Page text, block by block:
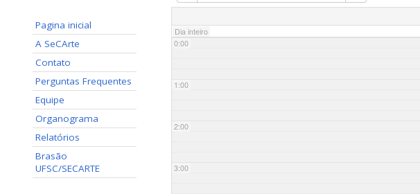
Pagina inicial
A SeCArte
Contato
Perguntas Frequentes
Equipe
Organograma
Relatórios
Brasão
UFSC/SECARTE
Dia inteiro
0:00
1:00
2:00
3:00